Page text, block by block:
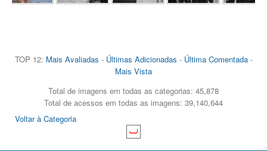
TOP 12: Mais Avaliadas - Últimas Adicionadas - Última Comentada-
Mais Vista
Total de imagens em todas as categorias: 45,878
Total de acessos em todas as imagens: 39,140,644
Voltar à Categoria